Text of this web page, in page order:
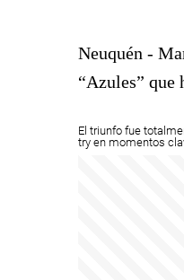
Neuquén -
“Azules” que
El triunfo fue
try en momentos